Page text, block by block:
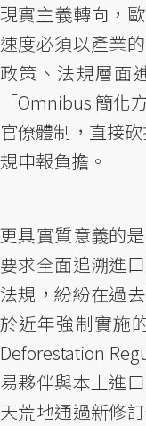
現實主義轉向，
速度必須以產業
政策、法規層面
「Omnibus 簡化
官僚體制，直接
規申報負擔。
更具實質意義的
要求全面追溯進
法規，紛紛在過
於近年強制實施
Deforestation
易夥伴與本土進
天荒地通過新修